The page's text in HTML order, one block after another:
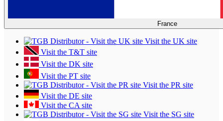
France
Visit the UK site
Visit the T&T site
Visit the DK site
Visit the PT site
Visit the PR site
Visit the DE site
Visit the CA site
Visit the SG site